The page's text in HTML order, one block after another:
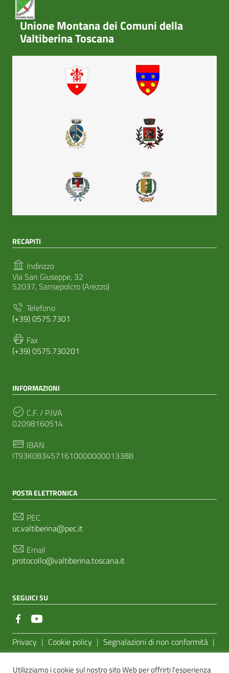
Unione Montana dei Comuni della
Valtiberina Toscana
RECAPITI
Indirizzo
Via San Giuseppe, 32
52037, Sansepolcro (Arezzo)
Telefono
(+39) 0575.7301
Fax
(+39) 0575.730201
INFORMAZIONI
C.F. / P.IVA
02098160514
IBAN
IT93K0834571610000000013388
POSTA ELETTRONICA
PEC
uc.valtiberina@pec.it
Email
protocollo@valtiberina.toscana.it
SEGUICI SU
Sezione Link Utili
Privacy | Cookie policy | Segnalazioni di non conformità |
Utilizziamo i cookie sul nostro sito Web per offrirti l'esperienza